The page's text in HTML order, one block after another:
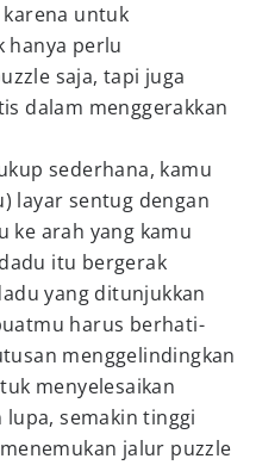
untuk
hanya perlu
saja, tapi juga
dalam menggerakkan
sederhana, kamu
layar sentug dengan
ke arah yang kamu
itu bergerak
yang ditunjukkan
harus berhati-
menggelindingkan
menyelesaikan
lupa, semakin tinggi
jalur puzzle